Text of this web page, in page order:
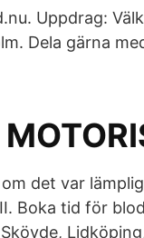
Uppdrag:
Dela gärna
det var
Boka tid för